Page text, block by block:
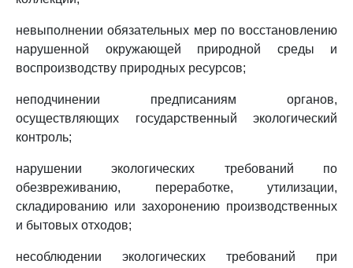
невыполнении обязательных мер по восстановлению
нарушенной окружающей природной среды и
воспроизводству природных ресурсов;
неподчинении предписаниям органов,
осуществляющих государственный экологический
контроль;
нарушении экологических требований по
обезвреживанию, переработке, утилизации,
складированию или захоронению производственных
и бытовых отходов;
несоблюдении экологических требований при